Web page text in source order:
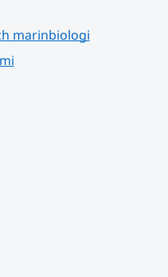
marinbiologi